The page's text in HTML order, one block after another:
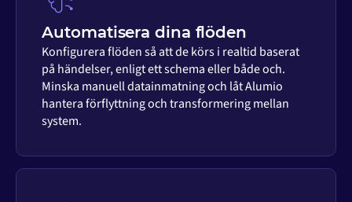
Automatisera dina flöden
Konfigurera flöden så att de körs i realtid baserat
på händelser, enligt ett schema eller både och.
Minska manuell datainmatning och låt Alumio
hantera förflyttning och transformering mellan
system.